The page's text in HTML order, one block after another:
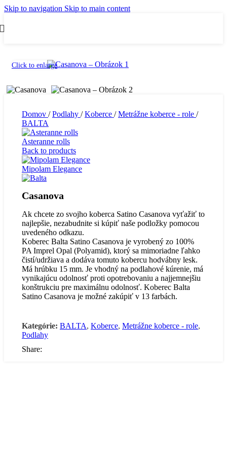
Skip to navigation Skip to main content
Click to enlarge
Domov / Podlahy / Koberce / Metrážne koberce - role /
BALTA
Asteranne rolls
Back to products
Mipolam Elegance
Casanova
Ak chcete zo svojho koberca Satino Casanova vyťažiť to
najlepšie, nezabudnite si kúpiť naše podložky pomocou
uvedeného odkazu.
Koberec Balta Satino Casanova je vyrobený zo 100%
PA Imprel Opal (Polyamid), ktorý sa mimoriadne ľahko
čistí/udržiava a dodáva tomuto kobercu hodvábny lesk.
Má hrúbku 15 mm. Je vhodný na podlahové kúrenie, má
vynikajúcu odolnosť proti opotrebovaniu a najjemnejšiu
konštrukciu pre maximálnu odolnosť. Koberec Balta
Satino Casanova je možné zakúpiť v 13 farbách.
Kategórie: BALTA, Koberce, Metrážne koberce - role,
Podlahy
Share: